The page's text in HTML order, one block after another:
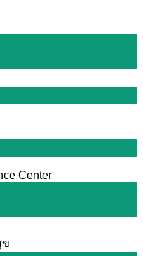
Center
ข